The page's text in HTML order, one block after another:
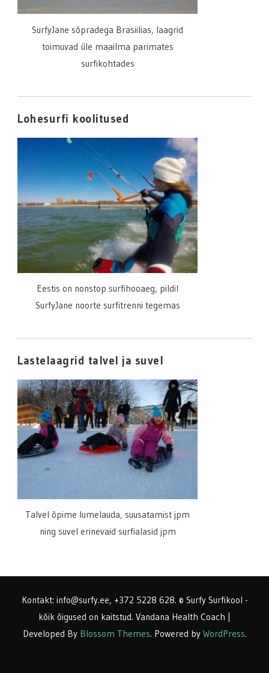
SurfyJane sõpradega Brasiilias, laagrid
toimuvad üle maailma parimates
surfikohtades
Lohesurfi koolitused
Eestis on nonstop surfihooaeg, pildil
SurfyJane noorte surfitrenni tegemas
Lastelaagrid talvel ja suvel
Talvel õpime lumelauda, suusatamist jpm
ning suvel erinevaid surfialasid jpm
Kontakt: info@surfy.ee, +372 5228 628. © Surfy Surfikool -
kõik õigused on kaitstud. Vandana Health Coach |
Developed By Blossom Themes. Powered by WordPress.